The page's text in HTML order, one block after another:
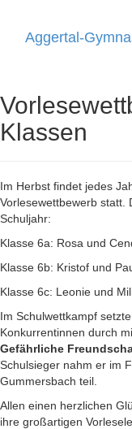
Aggertal-
Klassen
Im Herbst findet jedes
Vorlesewettbewerb statt.
Schuljahr:
Klasse 6a: Rosa und
Klasse 6b: Kristof und
Klasse 6c: Leonie und
Im Schulwettkampf
Konkurrentinnen durch
Gefährliche
Schulsieger nahm er im
Gummersbach teil.
Allen einen herzlichen
ihre großartigen